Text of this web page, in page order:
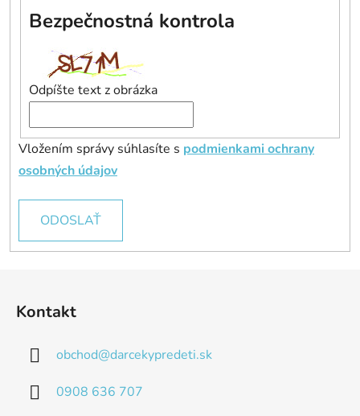
Bezpečnostná kontrola
Odpíšte text z obrázka
Vložením správy súhlasíte s podmienkami ochrany
osobných údajov
ODOSLAŤ
Kontakt
obchod@darcekypredeti.sk
0908 636 707